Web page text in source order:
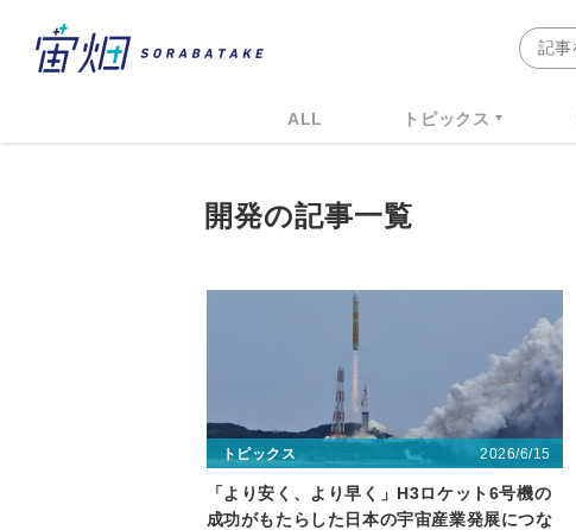
ALL トピックス
開発の記事一覧
トピックス 2026/6/15
「より安く、より早く」H3ロケット6号機の
成功がもたらした日本の宇宙産業発展につな